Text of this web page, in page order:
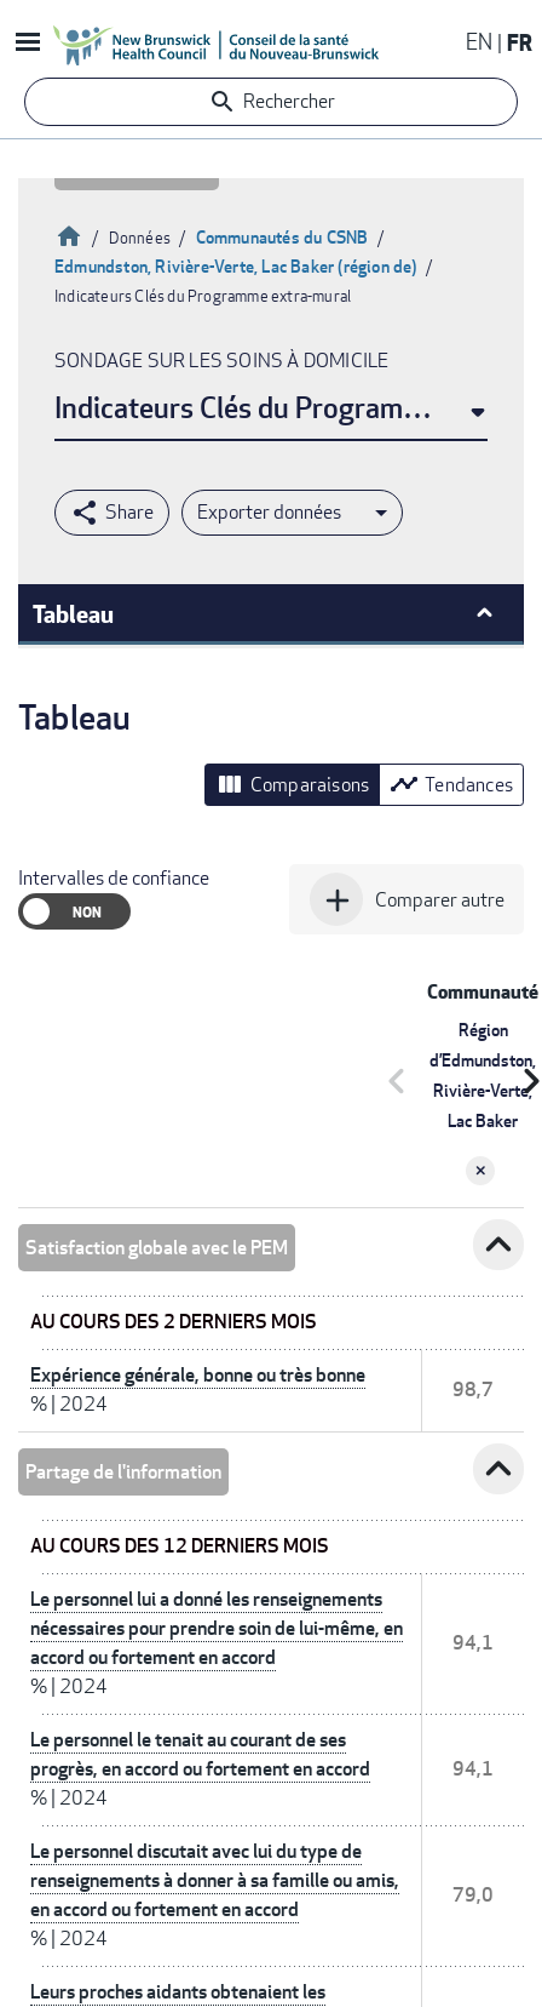
au
contenu
principal
EN FR
Rechercher
Fil
Accueil
Données
Communautés du CSNB
Edmundston, Rivière-Verte, Lac Baker (région de)
Indicateurs Clés du Programme extra-mural
SONDAGE SUR LES SOINS À DOMICILE
Indicateurs Clés du Programme extra-
Exporter données
Tableau
Tableau
view_column Comparaisons timeline Tendances
Intervalles de confiance
add Comparer autre
Communauté
Région
d’Edmundston,
Rivière-Verte,
Lac Baker
chevron_left
Satisfaction globale avec le PEM expand_less
AU COURS DES 2 DERNIERS MOIS
Expérience générale, bonne ou très bonne
% 2024
98,7
Partage de l'information expand_less
AU COURS DES 12 DERNIERS MOIS
Le personnel lui a donné les renseignements
nécessaires pour prendre soin de lui-même, en
accord ou fortement en accord
% 2024
94,1
Le personnel le tenait au courant de ses
progrès, en accord ou fortement en accord
% 2024
94,1
Le personnel discutait avec lui du type de
renseignements à donner à sa famille ou amis,
en accord ou fortement en accord
% 2024
79,0
Leurs proches aidants obtenaient les